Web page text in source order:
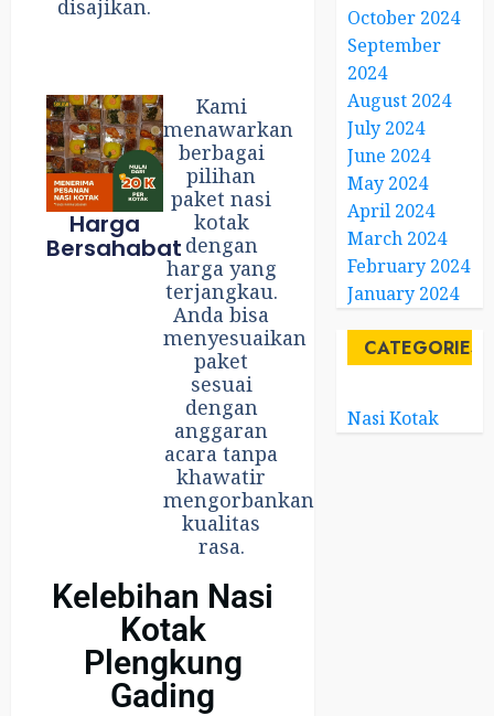
disajikan.
Harga
Bersahabat
Kami
menawarkan
berbagai
pilihan
paket nasi
kotak
dengan
harga yang
terjangkau.
Anda bisa
menyesuaikan
paket
sesuai
dengan
anggaran
acara tanpa
khawatir
mengorbankan
kualitas
rasa.
Kelebihan Nasi
Kotak
Plengkung
Gading
October 2024
September
2024
August 2024
July 2024
June 2024
May 2024
April 2024
March 2024
February 2024
January 2024
CATEGORIES
Nasi Kotak